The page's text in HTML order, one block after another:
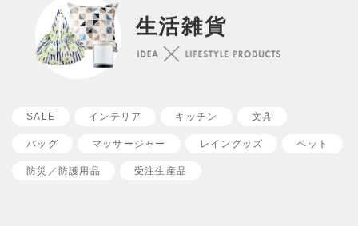
生活雑貨
SALE インテリア キッチン 文具
バッグ マッサージャー レイングッズ ペット
防災／ 防護用品 受注生産品